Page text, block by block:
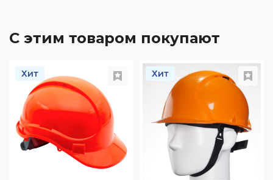
С этим товаром покупают
Хит Хит